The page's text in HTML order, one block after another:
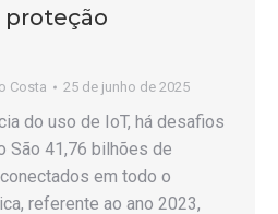
proteção
Costa 25 de junho de 2025
do uso de IoT, há desafios
São 41,76 bilhões de
em todo o
referente ao ano 2023,